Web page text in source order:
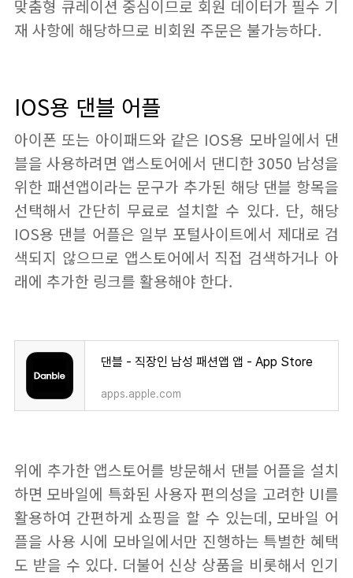
맞춤형 큐레이션 중심이므로 회원 데이터가 필수 기
재 사항에 해당하므로 비회원 주문은 불가능하다.
IOS용 댄블 어플
아이폰 또는 아이패드와 같은 IOS용 모바일에서 댄
블을 사용하려면 앱스토어에서 댄디한 3050 남성을
위한 패션앱이라는 문구가 추가된 해당 댄블 항목을
선택해서 간단히 무료로 설치할 수 있다. 단, 해당
IOS용 댄블 어플은 일부 포털사이트에서 제대로 검
색되지 않으므로 앱스토어에서 직접 검색하거나 아
래에 추가한 링크를 활용해야 한다.
댄블 - 직장인 남성 패션앱 앱 - App Store
apps.apple.com
위에 추가한 앱스토어를 방문해서 댄블 어플을 설치
하면 모바일에 특화된 사용자 편의성을 고려한 UI를
활용하여 간편하게 쇼핑을 할 수 있는데, 모바일 어
플을 사용 시에 모바일에서만 진행하는 특별한 혜택
도 받을 수 있다. 더불어 신상 상품을 비롯해서 인기